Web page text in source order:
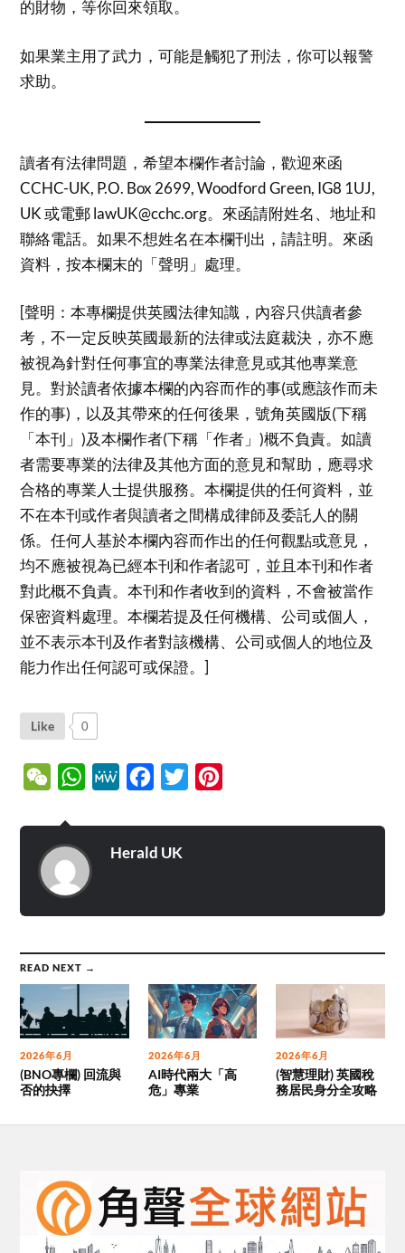
的財物，等你回來領取。
如果業主用了武力，可能是觸犯了刑法，你可以報警
求助。
讀者有法律問題，希望本欄作者討論，歡迎來函
CCHC-UK, P.O. Box 2699, Woodford Green, IG8 1UJ,
UK 或電郵 lawUK@cchc.org。來函請附姓名、地址和
聯絡電話。如果不想姓名在本欄刊出，請註明。來函
資料，按本欄末的「聲明」處理。
[聲明：本專欄提供英國法律知識，內容只供讀者參
考，不一定反映英國最新的法律或法庭裁決，亦不應
被視為針對任何事宜的專業法律意見或其他專業意
見。對於讀者依據本欄的內容而作的事(或應該作而未
作的事)，以及其帶來的任何後果，號角英國版(下稱
「本刊」)及本欄作者(下稱「作者」)概不負責。如讀
者需要專業的法律及其他方面的意見和幫助，應尋求
合格的專業人士提供服務。本欄提供的任何資料，並
不在本刊或作者與讀者之間構成律師及委託人的關
係。任何人基於本欄內容而作出的任何觀點或意見，
均不應被視為已經本刊和作者認可，並且本刊和作者
對此概不負責。本刊和作者收到的資料，不會被當作
保密資料處理。本欄若提及任何機構、公司或個人，
並不表示本刊及作者對該機構、公司或個人的地位及
能力作出任何認可或保證。]
Like 0
WeChatWhatsApp
MeWe Facebook
Twitter
Herald UK
READ NEXT →
2026年6月
(BNO專欄) 回流與
否的抉擇
2026年6月
AI時代兩大「高
危」專業
2026年6月
(智慧理財) 英國稅
務居民身分全攻略